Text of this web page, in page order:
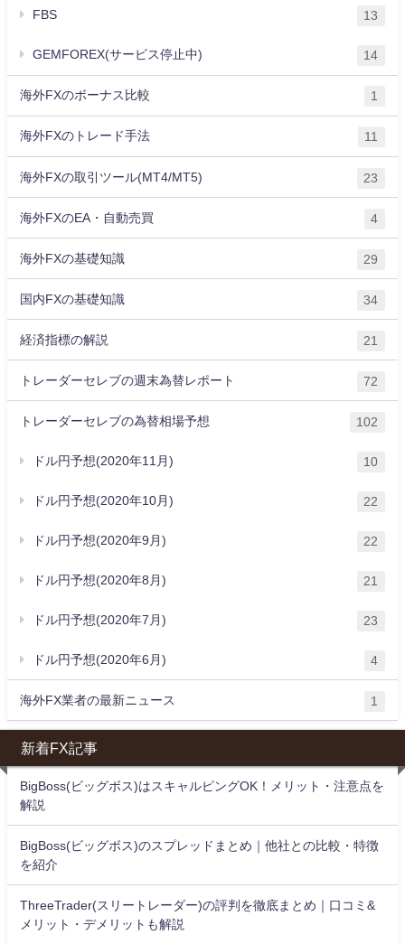
FBS 13
GEMFOREX(サービス停止中) 14
海外FXのボーナス比較 1
海外FXのトレード手法 11
海外FXの取引ツール(MT4/MT5) 23
海外FXのEA・自動売買 4
海外FXの基礎知識 29
国内FXの基礎知識 34
経済指標の解説 21
トレーダーセレブの週末為替レポート 72
トレーダーセレブの為替相場予想 102
ドル円予想(2020年11月) 10
ドル円予想(2020年10月) 22
ドル円予想(2020年9月) 22
ドル円予想(2020年8月) 21
ドル円予想(2020年7月) 23
ドル円予想(2020年6月) 4
海外FX業者の最新ニュース 1
新着FX記事
BigBoss(ビッグボス)はスキャルピングOK！メリット・注意点を
解説
BigBoss(ビッグボス)のスプレッドまとめ｜他社との比較・特徴
を紹介
ThreeTrader(スリートレーダー)の評判を徹底まとめ｜口コミ&
メリット・デメリットも解説